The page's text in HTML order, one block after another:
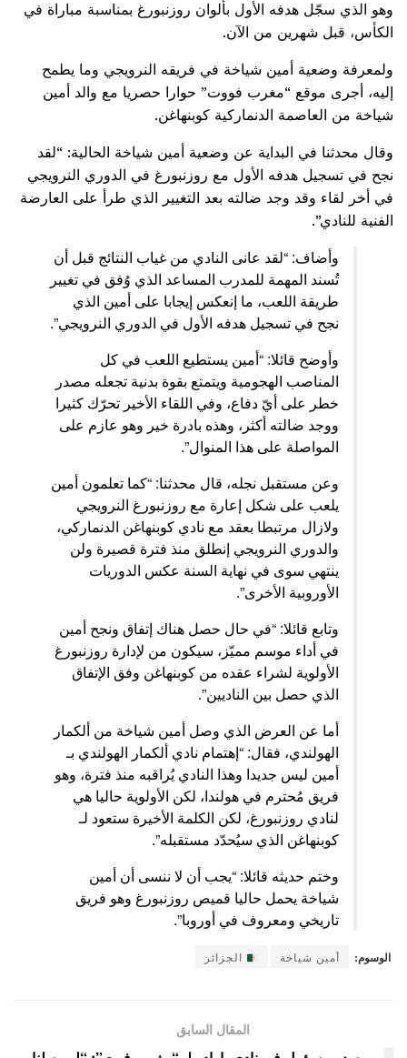
وهو الذي سجّل هدفه الأول بألوان روزنبورغ بمناسبة مباراة في
الكأس، قبل شهرين من الآن.
ولمعرفة وضعية أمين شياخة في فريقه النرويجي وما يطمح
إليه، أجرى موقع “مغرب فووت” حوارا حصريا مع والد أمين
شياخة من العاصمة الدنماركية كوبنهاغن.
وقال محدثنا في البداية عن وضعية أمين شياخة الحالية: “لقد
نجح في تسجيل هدفه الأول مع روزنبورغ في الدوري النرويجي
في أخر لقاء وقد وجد ضالته بعد التغيير الذي طرأ على العارضة
الفنية للنادي”.
وأضاف: “لقد عانى النادي من غياب النتائج قبل أن
تُسند المهمة للمدرب المساعد الذي وُفق في تغيير
طريقة اللعب، ما إنعكس إيجابا على أمين الذي
نجح في تسجيل هدفه الأول في الدوري النرويجي”.
وأوضح قائلا: “أمين يستطيع اللعب في كل
المناصب الهجومية ويتمتع بقوة بدنية تجعله مصدر
خطر على أيّ دفاع، وفي اللقاء الأخير تحرّك كثيرا
ووجد ضالته أكثر، وهذه بادرة خير وهو عازم على
المواصلة على هذا المنوال”.
وعن مستقبل نجله، قال محدثنا: “كما تعلمون أمين
يلعب على شكل إعارة مع روزنبورغ النرويجي
ولازال مرتبطا بعقد مع نادي كوبنهاغن الدنماركي،
والدوري النرويجي إنطلق منذ فترة قصيرة ولن
ينتهي سوى في نهاية السنة عكس الدوريات
الأوروبية الأخرى”.
وتابع قائلا: “في حال حصل هناك إتفاق ونجح أمين
في أداء موسم مميّز، سيكون من لإدارة روزنبورغ
الأولوية لشراء عقده من كوبنهاغن وفق الإتفاق
الذي حصل بين الناديين”.
أما عن العرض الذي وصل أمين شياخة من ألكمار
الهولندي، فقال: “إهتمام نادي ألكمار الهولندي بـ
أمين ليس جديدا وهذا النادي يُراقبه منذ فترة، وهو
فريق مُحترم في هولندا، لكن الأولوية حاليا هي
لنادي روزنبورغ، لكن الكلمة الأخيرة ستعود لـ
كوبنهاغن الذي سيُحدّد مستقبله”.
وختم حديثه قائلا: “يجب أن لا ننسى أن أمين
شياخة يحمل حاليا قميص روزنبورغ وهو فريق
تاريخي ومعروف في أوروبا”.
الوسوم: أمين شياخة الجزائر
المقال السابق